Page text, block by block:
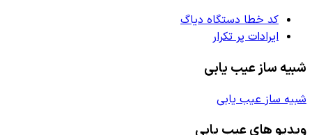
کد خطا دستگاه دیاگ
ایرادات پر تکرار
شبیه ساز عیب یابی
شبیه ساز عیب یابی
ویدیو های عیب یابی